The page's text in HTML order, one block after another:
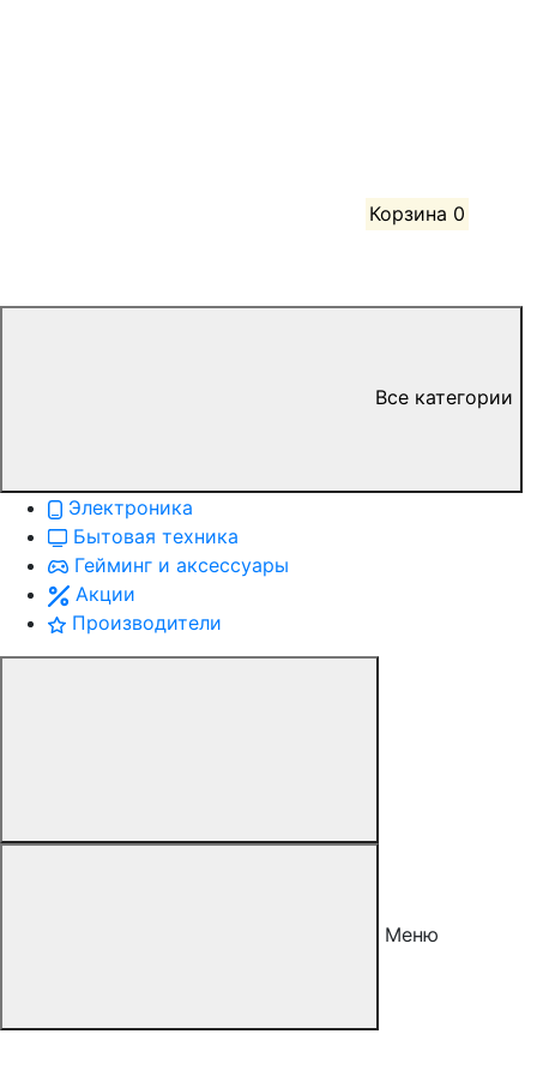
Корзина 0
Все категории
Электроника
Бытовая техника
Гейминг и аксессуары
Акции
Производители
Меню